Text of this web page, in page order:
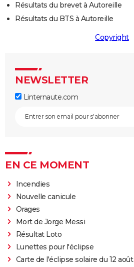
Résultats du brevet à Autoreille
Résultats du BTS à Autoreille
Copyright
NEWSLETTER
Linternaute.com
EN CE MOMENT
Incendies
Nouvelle canicule
Orages
Mort de Jorge Messi
Résultat Loto
Lunettes pour l'éclipse
Carte de l'éclipse solaire du 12 août